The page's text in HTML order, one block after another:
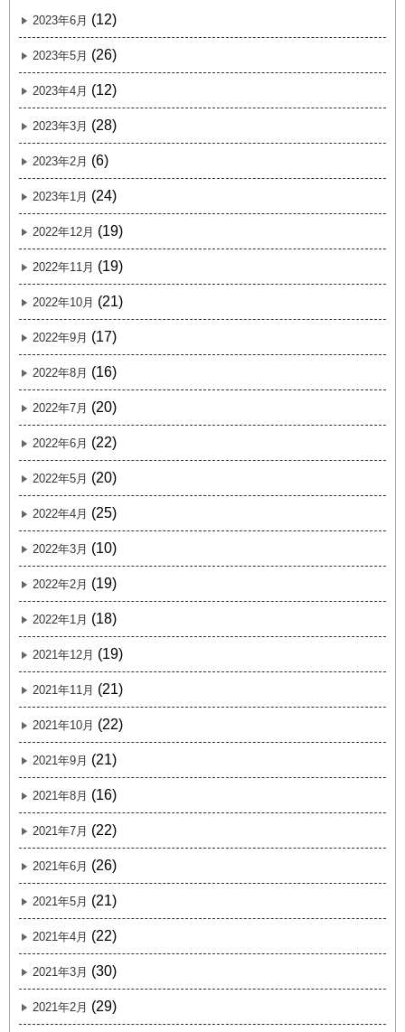
2023年6月 (12)
2023年5月 (26)
2023年4月 (12)
2023年3月 (28)
2023年2月 (6)
2023年1月 (24)
2022年12月 (19)
2022年11月 (19)
2022年10月 (21)
2022年9月 (17)
2022年8月 (16)
2022年7月 (20)
2022年6月 (22)
2022年5月 (20)
2022年4月 (25)
2022年3月 (10)
2022年2月 (19)
2022年1月 (18)
2021年12月 (19)
2021年11月 (21)
2021年10月 (22)
2021年9月 (21)
2021年8月 (16)
2021年7月 (22)
2021年6月 (26)
2021年5月 (21)
2021年4月 (22)
2021年3月 (30)
2021年2月 (29)